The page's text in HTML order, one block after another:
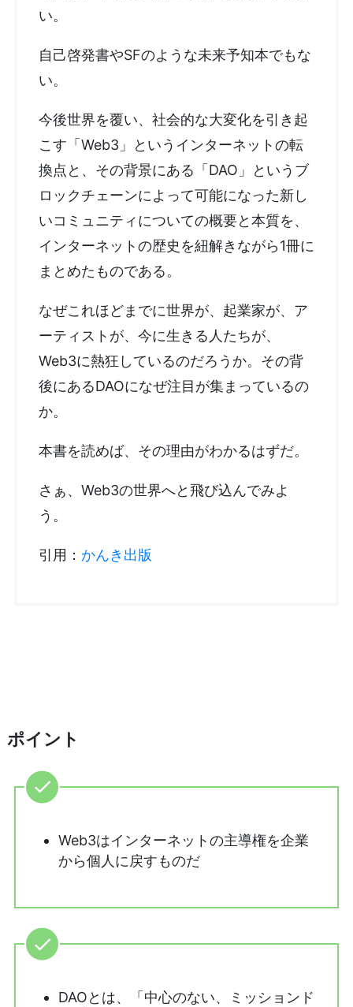
い。
自己啓発書やSFのような未来予知本でもな
い。
今後世界を覆い、社会的な大変化を引き起
こす「Web3」というインターネットの転
換点と、その背景にある「DAO」というブ
ロックチェーンによって可能になった新し
いコミュニティについての概要と本質を、
インターネットの歴史を紐解きながら1冊に
まとめたものである。
なぜこれほどまでに世界が、起業家が、ア
ーティストが、今に生きる人たちが、
Web3に熱狂しているのだろうか。その背
後にあるDAOになぜ注目が集まっているの
か。
本書を読めば、その理由がわかるはずだ。
さぁ、Web3の世界へと飛び込んでみよ
う。
引用： かんき出版
ポイント
Web3はインターネットの主導権を企業
から個人に戻すものだ
DAOとは、「中心のない、ミッションド